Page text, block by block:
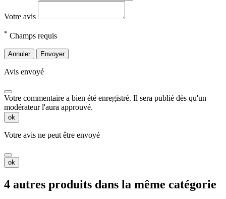
Votre avis
* Champs requis
Annuler Envoyer
Avis envoyé
Votre commentaire a bien été enregistré. Il sera publié dès qu'un
modérateur l'aura approuvé.
ok
Votre avis ne peut être envoyé
ok
4 autres produits dans la même catégorie